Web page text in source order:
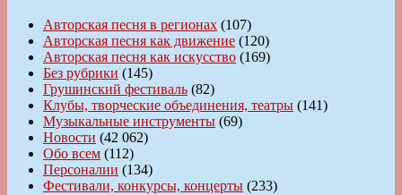
Авторская песня в регионах (107)
Авторская песня как движение (120)
Авторская песня как искусство (169)
Без рубрики (145)
Грушинский фестиваль (82)
Клубы, творческие объединения, театры (141)
Музыкальные инструменты (69)
Новости (42 062)
Обо всем (112)
Персоналии (134)
Фестивали, конкурсы, концерты (233)